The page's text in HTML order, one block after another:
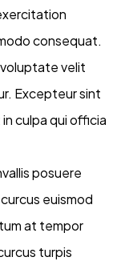
consequat.
velit
Excepteur sint
culpa qui officia
posuere
euismod
at tempor
turpis